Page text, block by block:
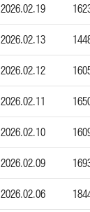
2026.02.19
2026.02.13
2026.02.12
2026.02.11
2026.02.10
2026.02.09
2026.02.06